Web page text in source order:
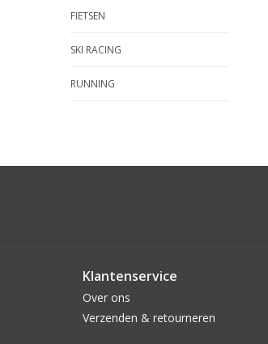
FIETSEN
SKI RACING
RUNNING
Klantenservice
Over ons
Verzenden & retourneren